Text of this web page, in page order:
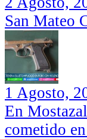
San Mateo
1 Agosto,
En
cometido